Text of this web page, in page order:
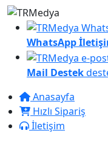
WhatsApp
Mail Destek
Anasayfa
Hızlı Sipariş
İletişim